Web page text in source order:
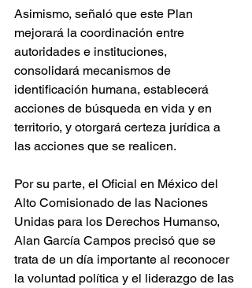
Asimismo, señaló que este Plan
mejorará la coordinación entre
autoridades e instituciones,
consolidará mecanismos de
identificación humana, establecerá
acciones de búsqueda en vida y en
territorio, y otorgará certeza jurídica a
las acciones que se realicen.
Por su parte, el Oficial en México del
Alto Comisionado de las Naciones
Unidas para los Derechos Humanso,
Alan García Campos precisó que se
trata de un día importante al reconocer
la voluntad política y el liderazgo de las